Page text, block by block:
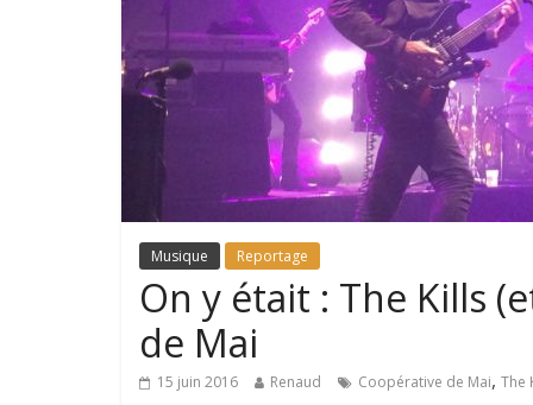
Musique Reportage
On y était : The Kills
de Mai
15 juin 2016 Renaud Coopérative de Mai, The